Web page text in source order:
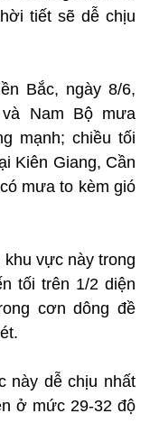
tiết sẽ dễ chịu
Bắc, ngày 8/6,
Nam Bộ mưa
mạnh; chiều tối
Kiên Giang, Cần
mưa to kèm gió
vực này trong
tối trên 1/2 diện
cơn dông đề
này dễ chịu nhất
ở mức 29-32 độ